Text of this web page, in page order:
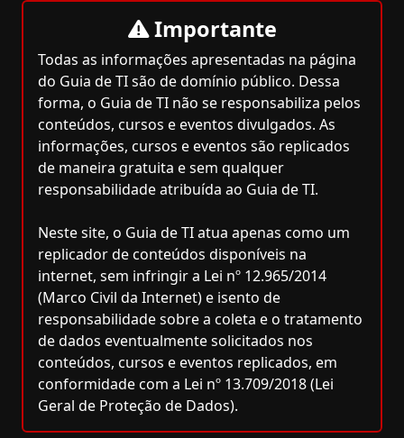
Importante
Todas as informações apresentadas na página
do Guia de TI são de domínio público. Dessa
forma, o Guia de TI não se responsabiliza pelos
conteúdos, cursos e eventos divulgados. As
informações, cursos e eventos são replicados
de maneira gratuita e sem qualquer
responsabilidade atribuída ao Guia de TI.
Neste site, o Guia de TI atua apenas como um
replicador de conteúdos disponíveis na
internet, sem infringir a Lei nº 12.965/2014
(Marco Civil da Internet) e isento de
responsabilidade sobre a coleta e o tratamento
de dados eventualmente solicitados nos
conteúdos, cursos e eventos replicados, em
conformidade com a Lei nº 13.709/2018 (Lei
Geral de Proteção de Dados).